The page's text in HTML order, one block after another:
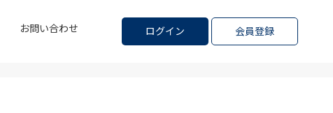
ログイン 会員登録
お問い合わせ